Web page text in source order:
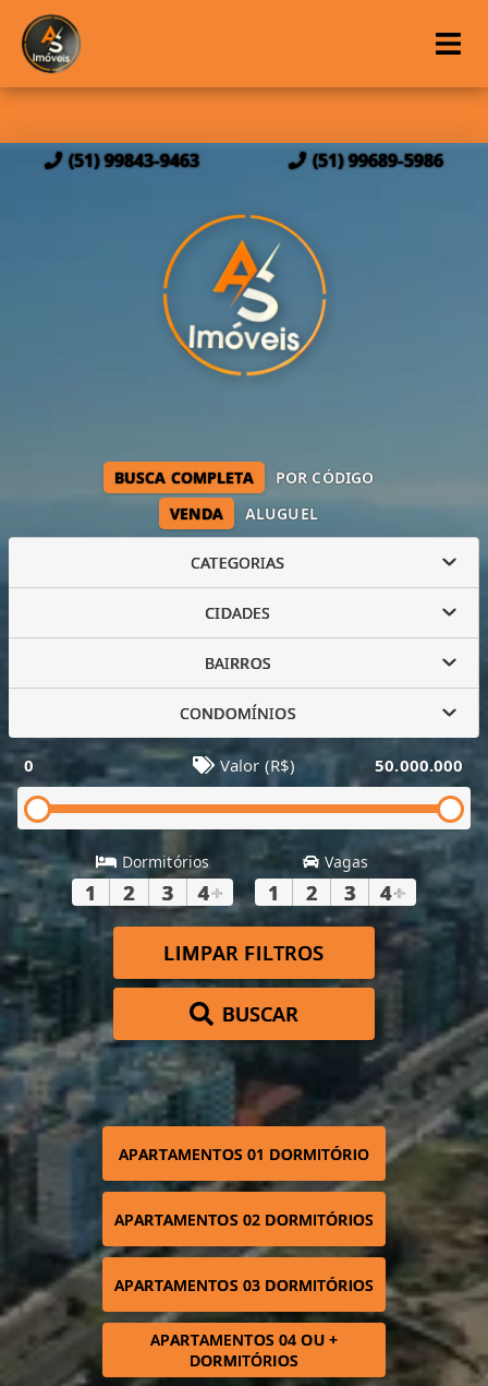
(51) 99843-9463 (51) 99689-5986
VENDA ALUGUEL
BUSCA COMPLETA POR CÓDIGO
CATEGORIAS
CIDADES
BAIRROS
CONDOMÍNIOS
0 Valor (R$) 50.000.000
Dormitórios
1 2 3 4+
Vagas
1 2 3 4+
LIMPAR FILTROS
BUSCAR
APARTAMENTOS 01 DORMITÓRIO
APARTAMENTOS 02 DORMITÓRIOS
APARTAMENTOS 03 DORMITÓRIOS
APARTAMENTOS 04 OU +
DORMITÓRIOS